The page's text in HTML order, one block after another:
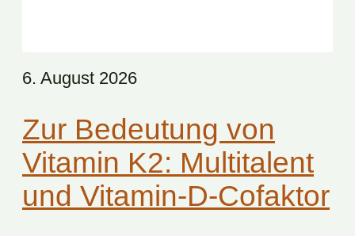
6. August 2026
Zur Bedeutung von
Vitamin K2: Multitalent
und Vitamin-D-Cofaktor